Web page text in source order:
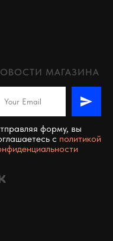
МАГАЗИНА
форму, вы
c политикой